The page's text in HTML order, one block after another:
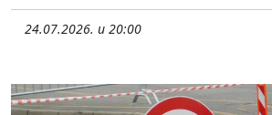
24.07.2026. u 20:00